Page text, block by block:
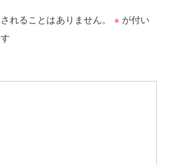
れることはありません。 ※ が付い